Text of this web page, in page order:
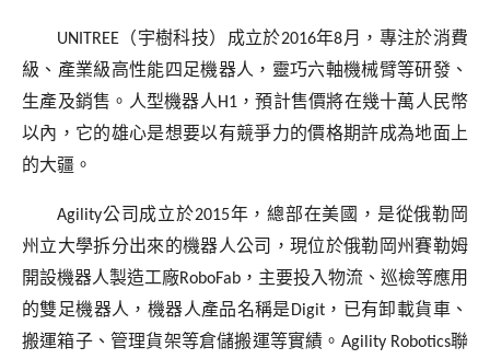
UNITREE （宇樹科技）成立於2016年8月，專注於消費
級、產業級高性能四足機器人，靈巧六軸機械臂等研發、
生產及銷售。人型機器人H1，預計售價將在幾十萬人民幣
以內，它的雄心是想要以有競爭力的價格期許成為地面上
的大疆。
Agility公司成立於2015年，總部在美國，是從俄勒岡
州立大學拆分出來的機器人公司，現位於俄勒岡州賽勒姆
開設機器人製造工廠RoboFab ，主要投入物流、巡檢等應用
的雙足機器人，機器人產品名稱是 Digit，已有卸載貨車、
搬運箱子、管理貨架等倉儲搬運等實績。 Agility Robotics聯